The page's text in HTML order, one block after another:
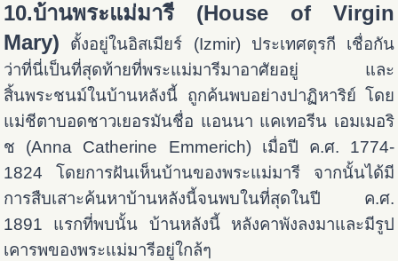
10.บ้านพระแม่มารี
(House of Virgin
Mary) ตั้งอยู่ในอิสเมียร์ (Izmir) ประเทศตุรกี เชื่อกัน
ว่าที่นี่เป็นที่สุดท้ายที่พระแม่มารีมาอาศัยอยู่ และ
สิ้นพระชนม์ในบ้านหลังนี้ ถูกค้นพบอย่างปาฏิหาริย์ โดย
แม่ชีตาบอดชาวเยอรมันชื่อ แอนนา แคเทอรีน เอมเมอริ
ช (Anna Catherine Emmerich) เมื่อปี ค.ศ. 1774-
1824 โดยการฝันเห็นบ้านของพระแม่มารี จากนั้นได้มี
การสืบเสาะค้นหาบ้านหลังนี้จนพบในที่สุดในปี ค.ศ.
1891 แรกที่พบนั้น บ้านหลังนี้ หลังคาพังลงมาและมีรูป
เคารพของพระแม่มารีอยู่ใกล้ๆ